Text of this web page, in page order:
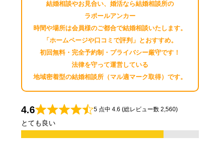
結婚相談やお見合い、婚活なら結婚相談所の
ラポールアンカー
時間や場所は会員様のご都合で結婚相談いたします。
「ホームページや口コミで評判」とおすすめ。
初回無料・完全予約制・プライバシー厳守です！
法律を守って運営している
地域密着型の結婚相談所（マル適マーク取得）です。
4.6 5 点中 4.6 (総レビュー数 2,560)
とても良い